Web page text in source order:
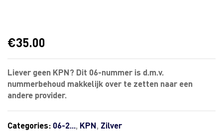
€35.00
Liever geen KPN? Dit 06-nummer is d.m.v.
nummerbehoud makkelijk over te zetten naar een
andere provider.
Categories: 06-2..., KPN, Zilver